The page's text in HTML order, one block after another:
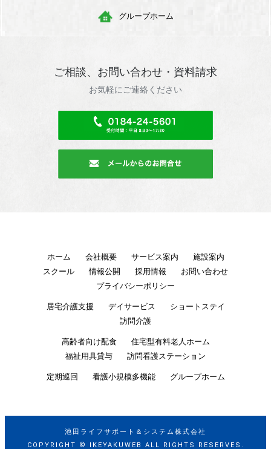
グループホーム
ご相談、お問い合わせ・資料請求
お気軽にご連絡ください
ホーム 会社概要 サービス案内
施設案内
スクール
情報公開 採用情報
お問い合わせ
プライバシーポリシー
居宅介護支援 デイサービス
ショートステイ
訪問介護
高齢者向け配食
住宅型有料老人ホーム
福祉用具貸与
訪問看護ステーション
定期巡回 看護小規模多機能 グループホーム
池田ライフサポート＆システム株式会社
COPYRIGHT ©︎ IKEYAKUWEB ALL RIGHTS RESERVES.